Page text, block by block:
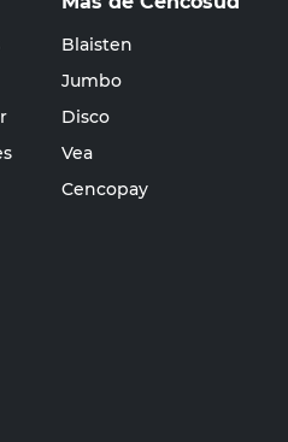
Blaisten
Jumbo
Disco
Vea
Cencopay